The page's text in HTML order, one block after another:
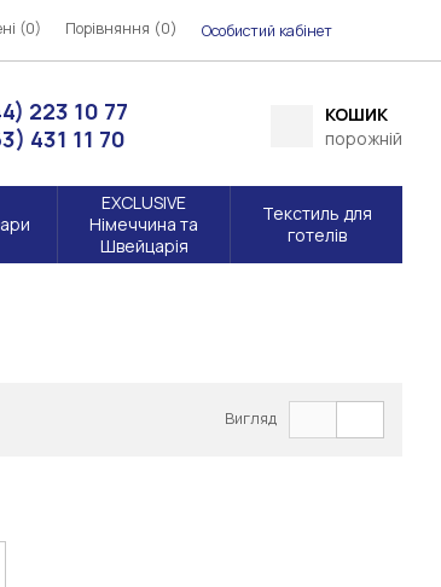
(0) Порівняння (0) Особистий кабінет
223 10 77
431 11 70
КОШИК
порожній
EXCLUSIVE
Німеччина та
Швейцарія
Текстиль для
готелів
Вигляд